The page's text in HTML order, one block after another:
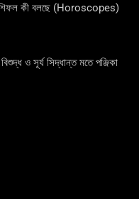
কী বলছে (Horoscopes)
ও সূর্য সিদ্ধান্ত মতে পঞ্জিকা